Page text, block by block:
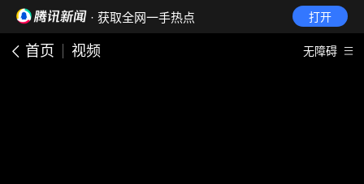
· 获取全网一手热点 打开
首页 视频 无障碍